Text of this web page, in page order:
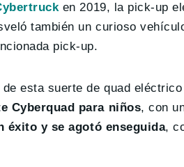
en 2019, la pick-up
también un curioso
pick-up.
esta suerte de quad
Cyberquad para niños, con
éxito y se agotó enseguida,